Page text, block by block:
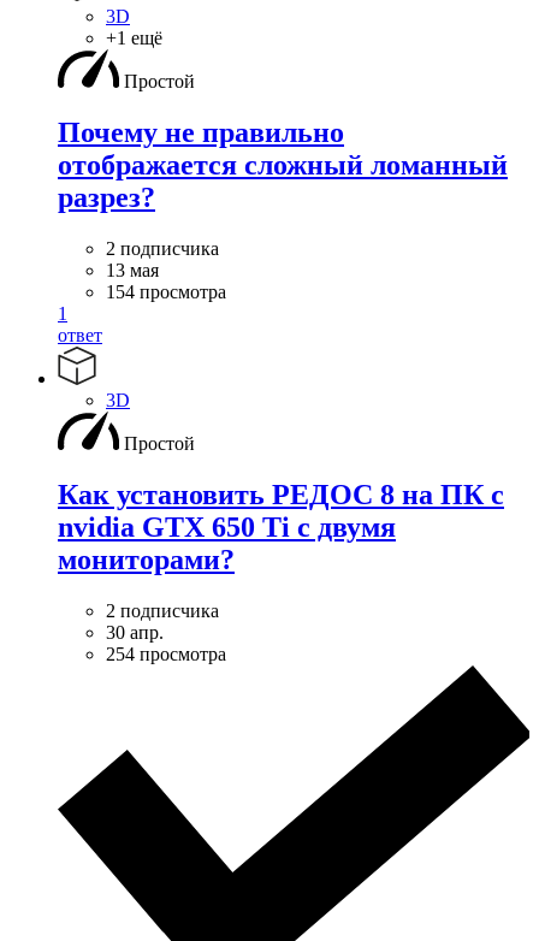
3D
+1 ещё
Простой
Почему не правильно
отображается сложный ломанный
разрез?
2 подписчика
13 мая
154 просмотра
1
ответ
3D
Простой
Как установить РЕДОС 8 на ПК с
nvidia GTX 650 Ti с двумя
мониторами?
2 подписчика
30 апр.
254 просмотра